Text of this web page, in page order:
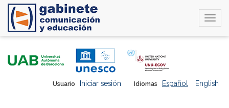
Idiomas Español English
Usuario Iniciar sesión